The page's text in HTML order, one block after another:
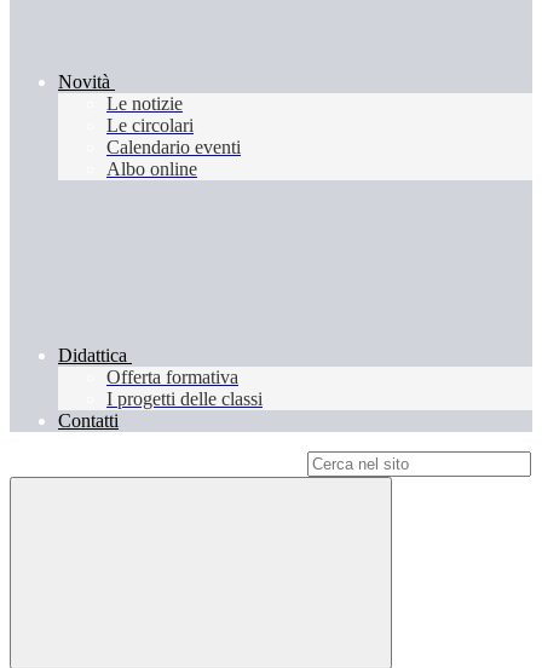
Novità
Le notizie
Le circolari
Calendario eventi
Albo online
Didattica
Offerta formativa
I progetti delle classi
Contatti